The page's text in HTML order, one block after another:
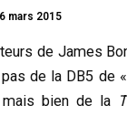
mars 2015
de James
de la DB5 de
mais bien de la